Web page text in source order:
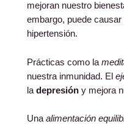
mejoran nuestro
embargo, puede
hipertensión.
Prácticas como la
nuestra inmunidad. El
la depresión y mejora
Una alimentación